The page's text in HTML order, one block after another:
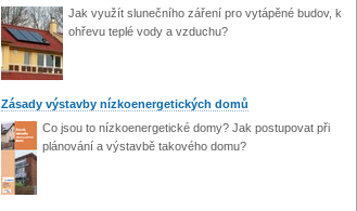
Jak využít slunečního záření pro vytápěné budov, k
ohřevu teplé vody a vzduchu?
Zásady výstavby nízkoenergetických domů
Co jsou to nízkoenergetické domy? Jak postupovat při
plánování a výstavbě takového domu?